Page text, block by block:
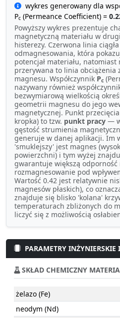
wykres generowany dla
Pc (Permeance Coefficient) =
Powyższy wykres prezentuje
magnetyczną materiału w
histerezy. Czerwona linia
odmagnesowania, która
potencjał materiału,
przerywana to linia obciążenia
magnesu. Współczynnik Pc
nazywany również
bezwymiarową wielkością
geometrii magnesu do jego
magnetycznej. Punkt
kropka) to tzw. punkt pracy —
gęstość strumienia
generuje w danej aplikacji. Im
'smuklejszy' jest magnes
powierzchni) i tym wyżej
gwarantuje większą
rozmagnesowanie pod
Wartość 0.42 jest relatywnie
magnesów płaskich), co
znajduje się blisko 'kolana'
temperaturach zbliżonych do
liczyć się z możliwością
PARAMETRY INŻYNIERSKIE
SKŁAD CHEMICZNY
żelazo (Fe)
neodym (Nd)